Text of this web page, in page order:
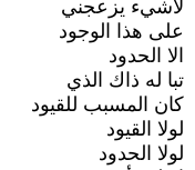
لاشيء يزعجني
على هذا الوجود
الا الحدود
تبا له ذاك الذي
كان المسبب للقيود
لولا القيود
لولا الحدود